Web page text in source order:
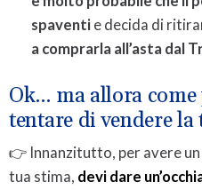
spaventi e decida di
a comprarla all’asta dal
Ok… ma allora come
tentare di vendere la
👉 Innanzitutto, per avere
tua stima, devi dare